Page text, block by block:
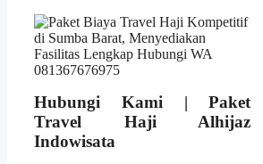
Hubungi Kami | Paket
Travel Haji Alhijaz
Indowisata